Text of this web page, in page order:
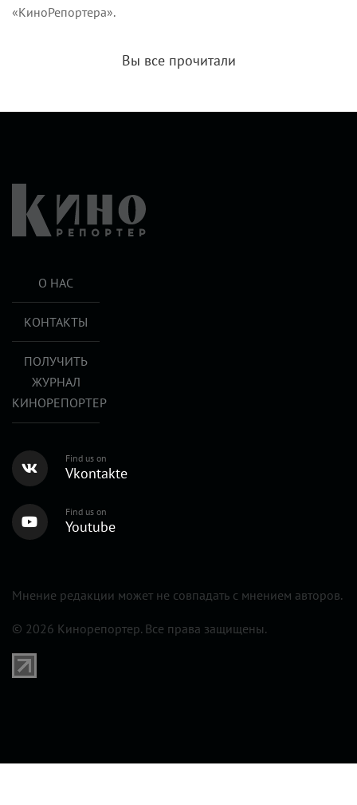
«КиноРепортера».
Вы все прочитали
О НАС
КОНТАКТЫ
ПОЛУЧИТЬ
ЖУРНАЛ
КИНОРЕПОРТЕР
Find us on
Vkontakte
Find us on
Youtube
Мнение редакции может не совпадать с мнением авторов.
© 2026 Кинорепортер. Все права защищены.